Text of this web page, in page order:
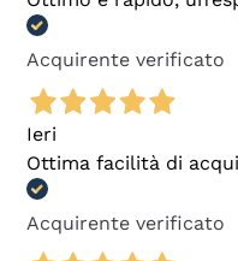
Acquirente verificato
Ieri
Ottima facilità di
Acquirente verificato